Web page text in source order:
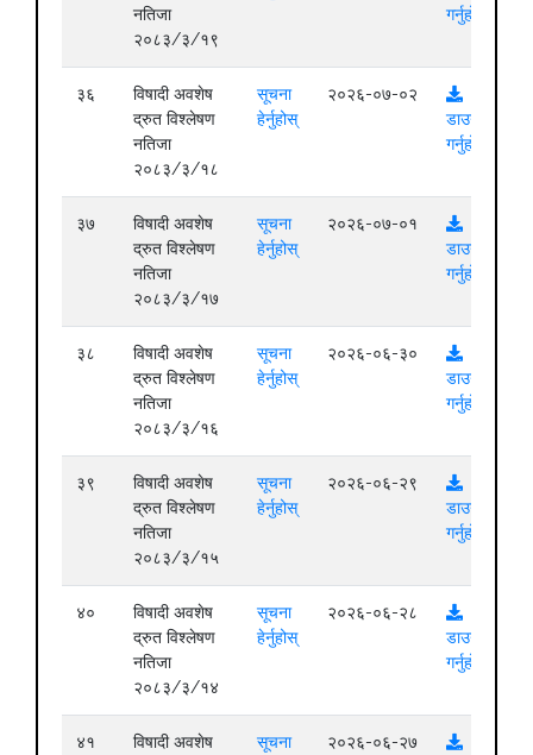
नतिजा
२०८३/३/१९
गर्नुहोस्
३६
विषादी अवशेष
द्रुत विश्लेषण
नतिजा
२०८३/३/१८
सूचना
हेर्नुहोस्
२०२६-०७-०२
डाउनलोड
गर्नुहोस्
३७
विषादी अवशेष
द्रुत विश्लेषण
नतिजा
२०८३/३/१७
सूचना
हेर्नुहोस्
२०२६-०७-०१
डाउनलोड
गर्नुहोस्
३८
विषादी अवशेष
द्रुत विश्लेषण
नतिजा
२०८३/३/१६
सूचना
हेर्नुहोस्
२०२६-०६-३०
डाउनलोड
गर्नुहोस्
३९
विषादी अवशेष
द्रुत विश्लेषण
नतिजा
२०८३/३/१५
सूचना
हेर्नुहोस्
२०२६-०६-२९
डाउनलोड
गर्नुहोस्
४०
विषादी अवशेष
द्रुत विश्लेषण
नतिजा
२०८३/३/१४
सूचना
हेर्नुहोस्
२०२६-०६-२८
डाउनलोड
गर्नुहोस्
४१
विषादी अवशेष
सूचना
२०२६-०६-२७